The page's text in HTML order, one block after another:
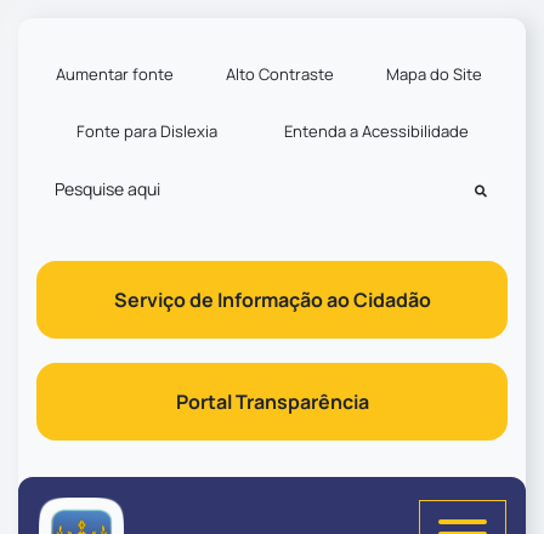
Ir para o menu [alt+2]
Ir para o rodapé [alt+4]
Aumentar fonte Alto Contraste Mapa do Site
Fonte para Dislexia Entenda a Acessibilidade
Pesquisar
Serviço de Informação ao Cidadão
Portal Transparência
Seção do menu principal